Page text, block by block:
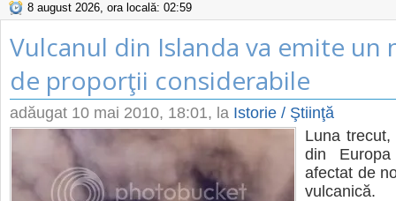
8 august 2026, ora locală: 02:59
Vulcanul din Islanda va emite un
de proporţii considerabile
adăugat 10 mai 2010, 18:01, la Istorie / Ştiinţă
Luna
din
afectat de
vulcanică.